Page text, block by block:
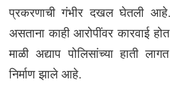
प्रकरणाची गंभीर दखल घेतली आहे.
असताना काही आरोपींवर कारवाई
माळी अद्याप पोलिसांच्या हाती
निर्माण झाले आहे.